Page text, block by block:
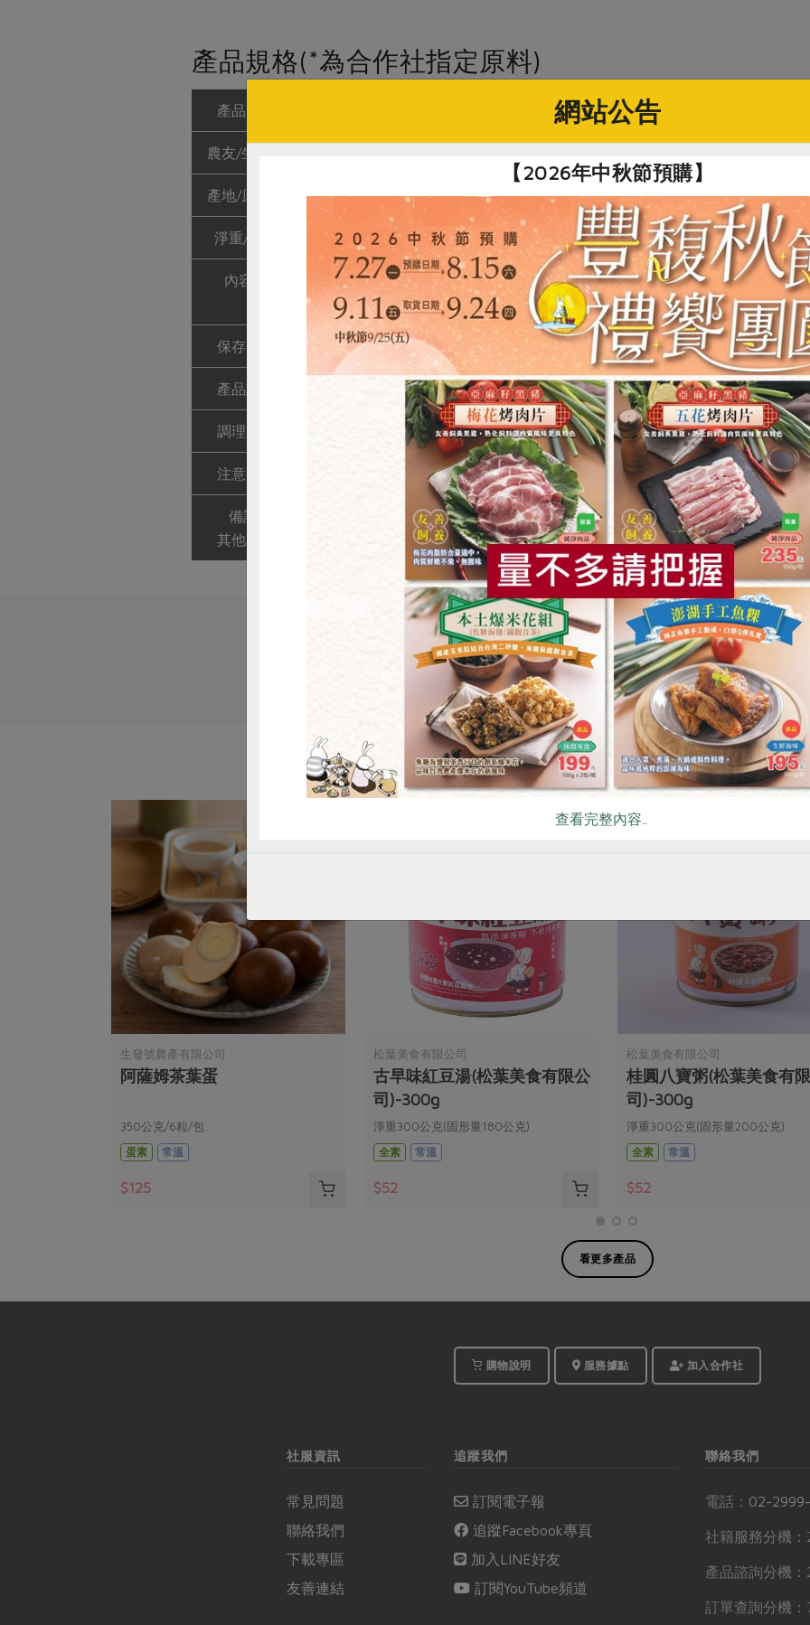
產品規格(*為合作社指定原料)
產品名稱
農友/生產者
產地/原產地 台灣
淨重/數量 170公克(含固形物110公克)
內容物
小黃瓜*、二砂、非基改醬油[水、非基因改造高蛋白黃豆片、小麥、食鹽、糖
(蘋果酸)]、水、食鹽、黃梅漿、酵母抽出物(酵母抽出物、食鹽)、香菇抽出物(
保存條件 常溫未開封可保存24個月
產品說明 使用合作社指定小黃瓜(以＊表示)製作，過程不添加防腐劑、人工鮮味劑調整
調理方式 可直接當配菜食用，亦可用於料理時調味使用
注意事項 本品含有麩質之穀物、大豆及其製品，對其過敏者請勿食用
備註/
其他標示
關鍵字
# 防災食品 # 罐頭 # 明德
你可能有興趣的產品
生發號農產有限公司
阿薩姆茶葉蛋
350公克/6粒/包
蛋素
常溫
$125
松葉美食有限公司
古早味紅豆湯(松葉美食有限公
司)-300g
淨重300公克(固形量180公克)
全素
常溫
$52
松葉美食有限公司
桂圓八寶粥(松葉美食有
司)-300g
淨重300公克(固形量200公克)
全素
常溫
$52
看更多產品
購物說明 服務據點 加入合作社
社服資訊
常見問題
聯絡我們
下載專區
友善連結
追蹤我們
訂閱電子報
追蹤Facebook專頁
加入LINE好友
訂閱YouTube頻道
聯絡我們
電話： 02-
社籍服務分機：
產品諮詢分機：
訂單查詢分機
惜食 RPET 食譜 減硝酸鹽 雞蛋 食安 共同
網站公告
【2026年中秋節預購】
查看完整內容..